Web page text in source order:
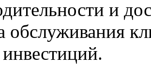
и
обслуживания
инвестиций.